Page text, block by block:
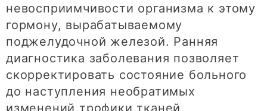
невосприимчивости организма к этому
гормону, вырабатываемому
поджелудочной железой. Ранняя
диагностика заболевания позволяет
скорректировать состояние больного
до наступления необратимых
изменений трофики тканей.